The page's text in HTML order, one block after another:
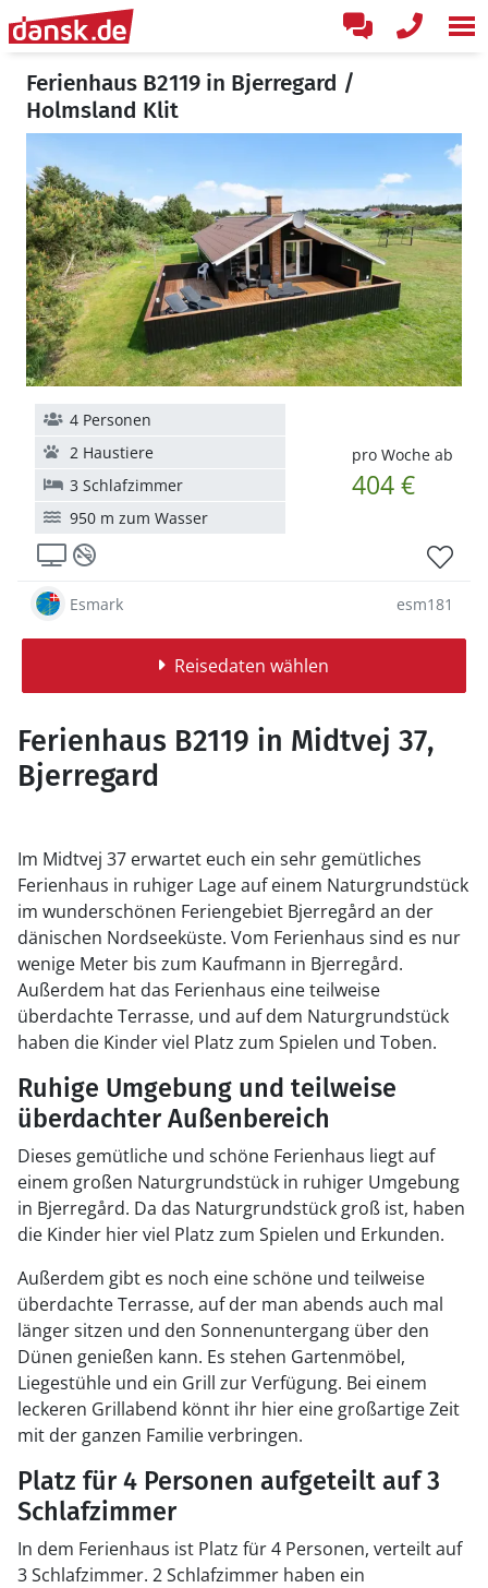
Ferienhaus B2119 in Bjerregard /
Holmsland Klit
pro Woche ab
404 €
4 Personen
2 Haustiere
3 Schlafzimmer
950 m zum Wasser
Esmark esm181
Reisedaten wählen
Ferienhaus B2119 in Midtvej 37,
Bjerregard
Im Midtvej 37 erwartet euch ein sehr gemütliches
Ferienhaus in ruhiger Lage auf einem Naturgrundstück
im wunderschönen Feriengebiet Bjerregård an der
dänischen Nordseeküste. Vom Ferienhaus sind es nur
wenige Meter bis zum Kaufmann in Bjerregård.
Außerdem hat das Ferienhaus eine teilweise
überdachte Terrasse, und auf dem Naturgrundstück
haben die Kinder viel Platz zum Spielen und Toben.
Ruhige Umgebung und teilweise
überdachter Außenbereich
Dieses gemütliche und schöne Ferienhaus liegt auf
einem großen Naturgrundstück in ruhiger Umgebung
in Bjerregård. Da das Naturgrundstück groß ist, haben
die Kinder hier viel Platz zum Spielen und Erkunden.
Außerdem gibt es noch eine schöne und teilweise
überdachte Terrasse, auf der man abends auch mal
länger sitzen und den Sonnenuntergang über den
Dünen genießen kann. Es stehen Gartenmöbel,
Liegestühle und ein Grill zur Verfügung. Bei einem
leckeren Grillabend könnt ihr hier eine großartige Zeit
mit der ganzen Familie verbringen.
Platz für 4 Personen aufgeteilt auf 3
Schlafzimmer
In dem Ferienhaus ist Platz für 4 Personen, verteilt auf
3 Schlafzimmer. 2 Schlafzimmer haben ein